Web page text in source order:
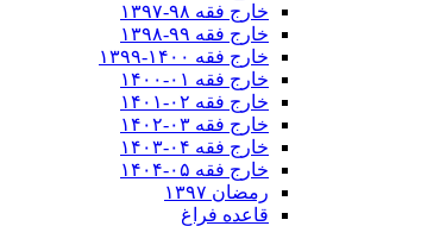
خارج فقه ۹۸-۱۳۹۷
خارج فقه ۹۹-۱۳۹۸
خارج فقه ۱۴۰۰-۱۳۹۹
خارج فقه ۰۱-۱۴۰۰
خارج فقه ۰۲-۱۴۰۱
خارج فقه ۰۳-۱۴۰۲
خارج فقه ۰۴-۱۴۰۳
خارج فقه ۰۵-۱۴۰۴
رمضان ۱۳۹۷
قاعده فراغ